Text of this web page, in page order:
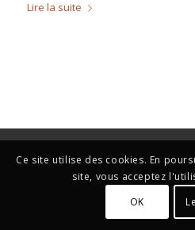
Lire la suite
Ce site utilise des cookies. En
site, vous acceptez
OK